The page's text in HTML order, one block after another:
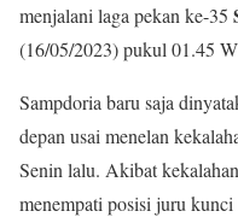
menjalani laga pekan ke-35
(16/05/2023) pukul 01.45
Sampdoria baru saja
depan usai menelan
Senin lalu. Akibat
menempati posisi juru kunci